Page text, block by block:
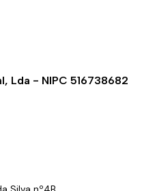
Lda - NIPC 516738682